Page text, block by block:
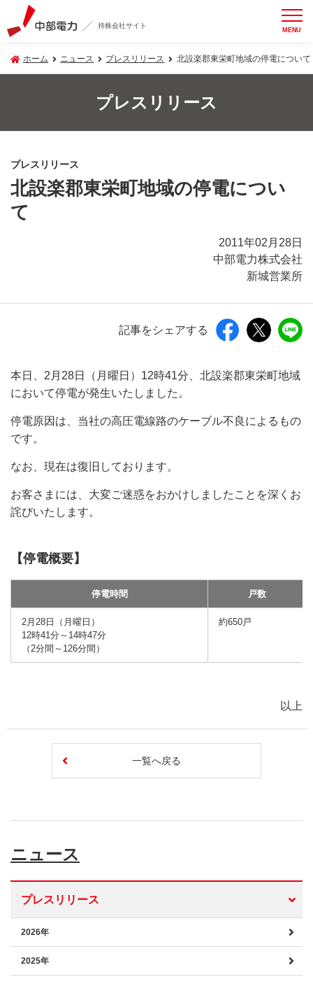
持株会社サイト MENU
ホーム ニュース プレスリリース 北設楽郡東栄町地域の停電について
プレスリリース
プレスリリース
北設楽郡東栄町地域の停電につい
て
2011年02月28日
中部電力株式会社
新城営業所
記事をシェアする
本日、2月28日（月曜日）12時41分、北設楽郡東栄町地域
において停電が発生いたしました。
停電原因は、当社の高圧電線路のケーブル不良によるもの
です。
なお、現在は復旧しております。
お客さまには、大変ご迷惑をおかけしましたことを深くお
詫びいたします。
【停電概要】
停電時間 戸数
2月28日（月曜日）
12時41分～14時47分
（2分間～126分間）
約650戸
以上
一覧へ戻る
ニュース
プレスリリース
2026年
2025年